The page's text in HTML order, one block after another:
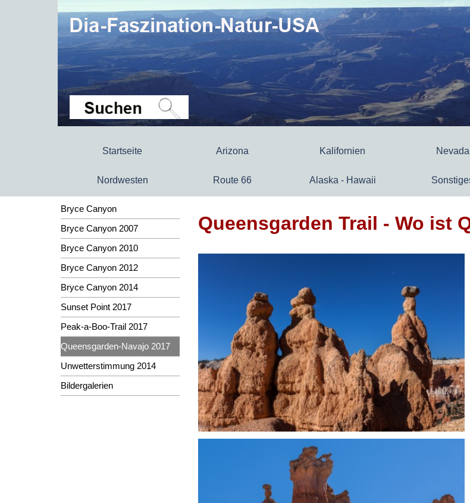
Startseite Arizona Kalifornien Nevada
Nordwesten Route 66 Alaska - Hawaii
Bryce Canyon
Bryce Canyon 2007
Bryce Canyon 2010
Bryce Canyon 2012
Bryce Canyon 2014
Sunset Point 2017
Peak-a-Boo-Trail 2017
Queensgarden-Navajo 2017
Unwetterstimmung 2014
Bildergalerien
Queensgarden Trail - Wo ist